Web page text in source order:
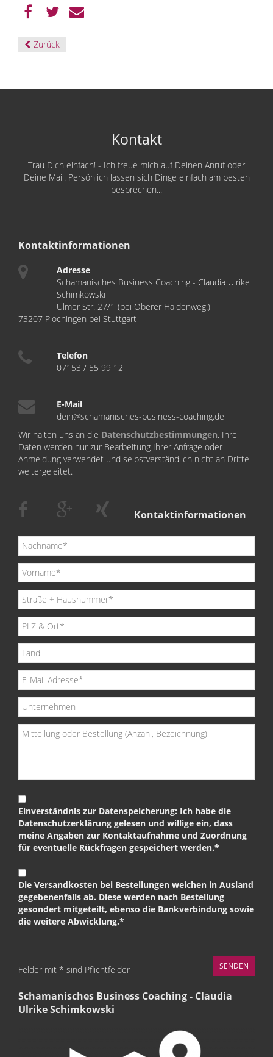
Zurück
Kontakt
Trau Dich einfach! - Ich freue mich auf Deinen Anruf oder
Deine Mail. Persönlich lassen sich Dinge einfach am besten
besprechen...
Kontaktinformationen
Adresse
Schamanisches Business Coaching - Claudia Ulrike
Schimkowski
Ulmer Str. 27/1 (bei Oberer Haldenweg!)
73207 Plochingen bei Stuttgart
Telefon
07153 / 55 99 12
E-Mail
dein@schamanisches-business-coaching.de
Wir halten uns an die Datenschutzbestimmungen. Ihre
Daten werden nur zur Bearbeitung Ihrer Anfrage oder
Anmeldung verwendet und selbstverständlich nicht an Dritte
weitergeleitet.
Kontaktinformationen
Einverständnis zur Datenspeicherung: Ich habe die
Datenschutzerklärung gelesen und willige ein, dass
meine Angaben zur Kontaktaufnahme und Zuordnung
für eventuelle Rückfragen gespeichert werden.*
Die Versandkosten bei Bestellungen weichen in Ausland
gegebenenfalls ab. Diese werden nach Bestellung
gesondert mitgeteilt, ebenso die Bankverbindung sowie
die weitere Abwicklung.*
Felder mit * sind Pflichtfelder
Schamanisches Business Coaching - Claudia
Ulrike Schimkowski